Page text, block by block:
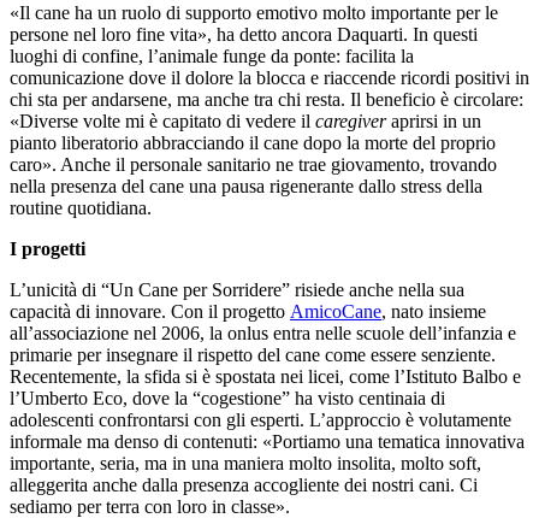
«Il cane ha un ruolo di supporto emotivo molto importante per le
persone nel loro fine vita», ha detto ancora Daquarti. In questi
luoghi di confine, l’animale funge da ponte: facilita la
comunicazione dove il dolore la blocca e riaccende ricordi positivi in
chi sta per andarsene, ma anche tra chi resta. Il beneficio è circolare:
«Diverse volte mi è capitato di vedere il caregiveraprirsi in un
pianto liberatorio abbracciando il cane dopo la morte del proprio
caro». Anche il personale sanitario ne trae giovamento, trovando
nella presenza del cane una pausa rigenerante dallo stress della
routine quotidiana.
I progetti
L’unicità di “Un Cane per Sorridere” risiede anche nella sua
capacità di innovare. Con il progetto AmicoCane, nato insieme
all’associazione nel 2006, la onlus entra nelle scuole dell’infanzia e
primarie per insegnare il rispetto del cane come essere senziente.
Recentemente, la sfida si è spostata nei licei, come l’Istituto Balbo e
l’Umberto Eco, dove la “cogestione” ha visto centinaia di
adolescenti confrontarsi con gli esperti. L’approccio è volutamente
informale ma denso di contenuti: «Portiamo una tematica innovativa
importante, seria, ma in una maniera molto insolita, molto soft,
alleggerita anche dalla presenza accogliente dei nostri cani. Ci
sediamo per terra con loro in classe».